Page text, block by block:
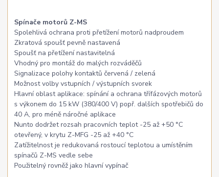
Spínače motorů Z-MS
Spolehlivá ochrana proti přetížení motorů nadproudem
Zkratová spoušť pevně nastavená
Spoušť na přetížení nastavitelná
Vhodný pro montáž do malých rozváděčů
Signalizace polohy kontaktů červená / zelená
Možnost volby vstupních / výstupních svorek
Hlavní oblast aplikace: spínání a ochrana třífázových motorů
s výkonem do 15 kW (380/400 V) popř. dalších spotřebičů do
40 A, pro méně náročné aplikace
Nunto dodržet rozsah pracovních teplot -25 až +50 °C
otevřený, v krytu Z-MFG -25 až +40 °C
Zatížitelnost je redukovaná rostoucí teplotou a umístěním
spínačů Z-MS vedle sebe
Použitelný rovněž jako hlavní vypínač